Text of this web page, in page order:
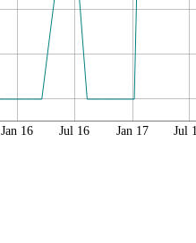
Jan 16 Jul 16 Jan 17 Jul